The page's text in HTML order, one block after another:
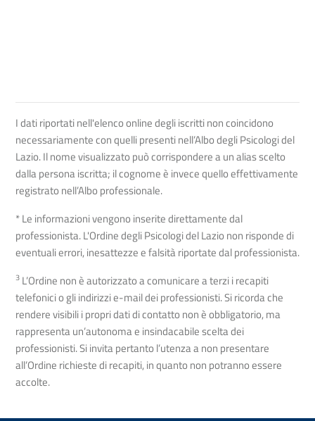
I dati riportati nell'elenco online degli iscritti non coincidono
necessariamente con quelli presenti nell’Albo degli Psicologi del
Lazio. Il nome visualizzato può corrispondere a un alias scelto
dalla persona iscritta; il cognome è invece quello effettivamente
registrato nell’Albo professionale.
* Le informazioni vengono inserite direttamente dal
professionista. L'Ordine degli Psicologi del Lazio non risponde di
eventuali errori, inesattezze e falsità riportate dal professionista.
3 L’Ordine non è autorizzato a comunicare a terzi i recapiti
telefonici o gli indirizzi e-mail dei professionisti. Si ricorda che
rendere visibili i propri dati di contatto non è obbligatorio, ma
rappresenta un’autonoma e insindacabile scelta dei
professionisti. Si invita pertanto l’utenza a non presentare
all’Ordine richieste di recapiti, in quanto non potranno essere
accolte.